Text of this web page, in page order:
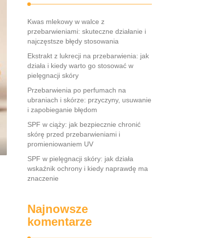
Kwas mlekowy w walce z
przebarwieniami: skuteczne działanie i
najczęstsze błędy stosowania
Ekstrakt z lukrecji na przebarwienia: jak
działa i kiedy warto go stosować w
pielęgnacji skóry
Przebarwienia po perfumach na
ubraniach i skórze: przyczyny, usuwanie
i zapobieganie błędom
SPF w ciąży: jak bezpiecznie chronić
skórę przed przebarwieniami i
promieniowaniem UV
SPF w pielęgnacji skóry: jak działa
wskaźnik ochrony i kiedy naprawdę ma
znaczenie
Najnowsze
komentarze